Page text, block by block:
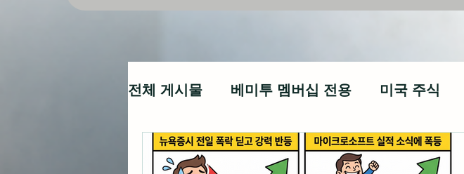
전체 게시물 베미투 멤버십 전용 미국 주식
각종 자산 투자 미국 경제 지표 미국 주식